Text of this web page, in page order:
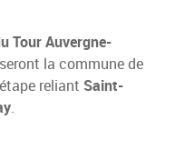
Tour Auvergne-
la commune de
reliant Saint-
.